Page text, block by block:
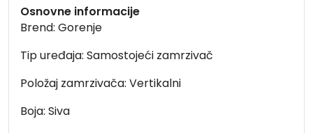
Osnovne informacije
Brend: Gorenje
Tip uređaja: Samostojeći zamrzivač
Položaj zamrzivača: Vertikalni
Boja: Siva